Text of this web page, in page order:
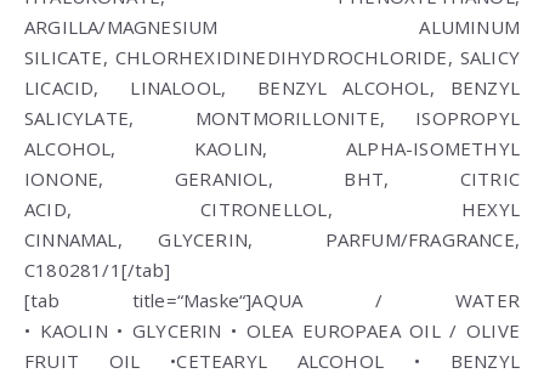
ARGILLA/MAGNESIUM ALUMINUM
SILICATE, CHLORHEXIDINEDIHYDROCHLORIDE, SALICY
LICACID, LINALOOL , BENZYL ALCOHOL , BENZYL
SALICYLATE, MONTMORILLONITE, ISOPROPYL
ALCOHOL , KAOLIN, ALPHA-ISOMETHYL
IONONE, GERANIOL , BHT, CITRIC
ACID,CITRONELLOL , HEXYL
CINNAMAL ,GLYCERIN, PARFUM/FRAGRANCE,
C180281/1[/tab]
[tab title=“Maske“]AQUA / WATER
• KAOLIN •GLYCERIN • OLEA EUROPAEAOIL / OLIVE
FRUIT OIL •CETEARYL ALCOHOL • BENZYL